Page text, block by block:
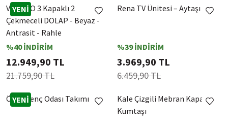
YENİ
VENARO 3 Kapaklı 2
Çekmeceli DOLAP - Beyaz -
Antrasit - Rahle
%40 İNDİRİM
12.949,90 TL
21.759,90 TL
Rena TV Ünitesi – Aytaşı
%39 İNDİRİM
3.969,90 TL
6.459,90 TL
YENİ
Öykü Genç Odası Takımı
Kale Çizgili Mebran Kapak
Kumtaşı